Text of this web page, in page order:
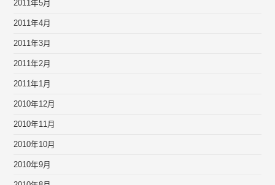
2011年5月
2011年4月
2011年3月
2011年2月
2011年1月
2010年12月
2010年11月
2010年10月
2010年9月